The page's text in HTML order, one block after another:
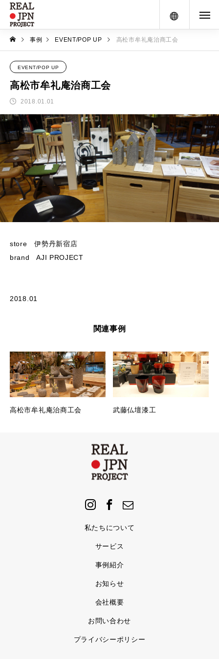
メニュー
事例 EVENT/POP UP 高松市牟礼庵治商工会
EVENT/POP UP
高松市牟礼庵治商工会
2018.01.01
store 伊勢丹新宿店
brand AJI PROJECT
2018.01
関連事例
高松市牟礼庵治商工会 武藤仏壇漆工
私たちについて
サービス
事例紹介
お知らせ
会社概要
お問い合わせ
プライバシーポリシー